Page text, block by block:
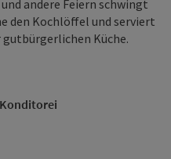
andere Feiern schwingt
den Kochlöffel und serviert
Küche.